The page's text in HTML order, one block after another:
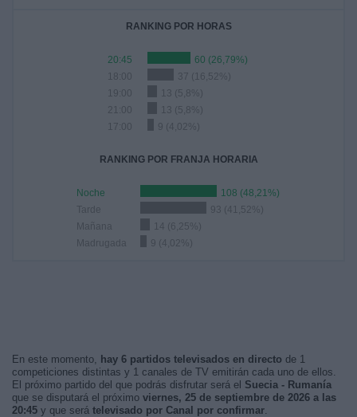
RANKING POR HORAS
20:45
60 (26,79%)
18:00
37 (16,52%)
19:00
13 (5,8%)
21:00
13 (5,8%)
17:00
9 (4,02%)
RANKING POR FRANJA HORARIA
Noche
108 (48,21%)
Tarde
93 (41,52%)
Mañana
14 (6,25%)
Madrugada
9 (4,02%)
En este momento, hay 6 partidos televisados en directo de 1
competiciones distintas y 1 canales de TV emitirán cada uno de ellos.
El próximo partido del que podrás disfrutar será el Suecia - Rumanía
que se disputará el próximo viernes, 25 de septiembre de 2026 a las
20:45 y que será televisado por Canal por confirmar.